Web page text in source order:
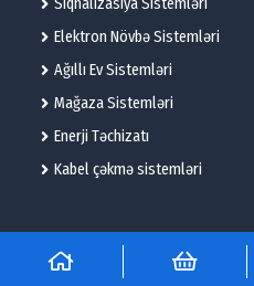
Elektron Növbə Sistemləri
Ağıllı Ev Sistemləri
Mağaza Sistemləri
Enerji Təchizatı
Kabel çəkmə sistemləri
© 2025 –